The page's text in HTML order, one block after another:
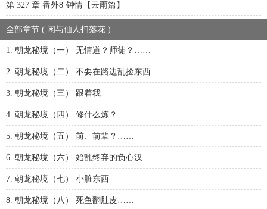
第 327 章 番外8·钟情【云雨篇】
全部章节 ( 闲与仙人扫落花 )
1. 朝龙秘境（一） 无情道？师徒？……
2. 朝龙秘境（二） 不要在路边乱捡东西……
3. 朝龙秘境（三） 跟着我
4. 朝龙秘境（四） 修什么炼？……
5. 朝龙秘境（五） 前、前辈？……
6. 朝龙秘境（六） 始乱终弃的负心汉……
7. 朝龙秘境（七） 小脏东西
8. 朝龙秘境（八） 死鱼翻肚皮……